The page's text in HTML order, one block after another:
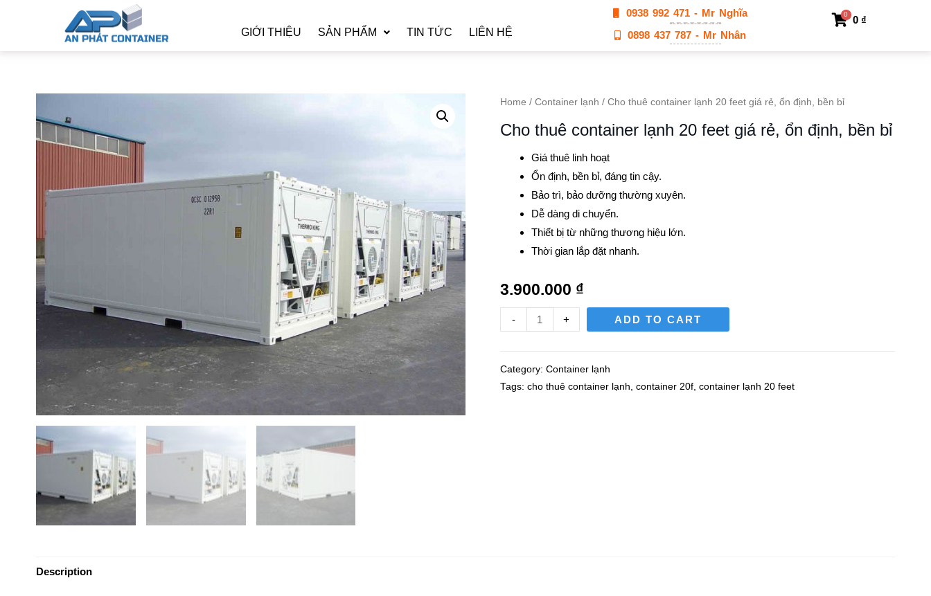
GIỚI THIỆU SẢN PHẨM TIN TỨC LIÊN HỆ
0938 992 471 - Mr Nghĩa
0898 437 787 - Mr Nhân
0 ₫
0
Home / Container lạnh / Cho thuê container lạnh 20 feet giá rẻ, ổn định, bền bỉ
Cho thuê container lạnh 20 feet giá rẻ, ổn định, bền bỉ
Giá thuê linh hoạt
Ổn định, bền bỉ, đáng tin cậy.
Bảo trì, bảo dưỡng thường xuyên.
Dễ dàng di chuyển.
Thiết bị từ những thương hiệu lớn.
Thời gian lắp đặt nhanh.
3.900.000 ₫
- + ADD TO CART
Category: Container lạnh
Tags: cho thuê container lạnh, container 20f, container lạnh 20 feet
Description